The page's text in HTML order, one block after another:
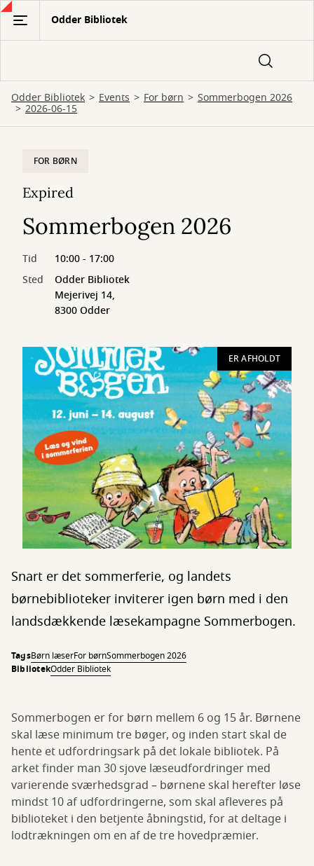
Gå
hovedindhold
Odder Bibliotek
Odder Bibliotek Events For børn Sommerbogen 2026
2026-06-15
ER AFHOLDT
FOR BØRN
Expired
Sommerbogen 2026
Tid
10:00 - 17:00
Sted
Odder Bibliotek
Mejerivej 14,
8300 Odder
Snart er det sommerferie, og landets
børnebiblioteker inviterer igen børn med i den
landsdækkende læsekampagne Sommerbogen.
TagsBørn læserFor børnSommerbogen 2026
BibliotekOdder Bibliotek
Sommerbogen er for børn mellem 6 og 15 år. Børnene
skal læse minimum tre bøger, og inden start skal de
hente et udfordringsark på det lokale bibliotek. På
arket finder man 30 sjove læseudfordringer med
varierende sværhedsgrad – børnene skal herefter løse
mindst 10 af udfordringerne, som skal afleveres på
biblioteket i den betjente åbningstid, for at deltage i
lodtrækningen om en af de tre hovedpræmier.